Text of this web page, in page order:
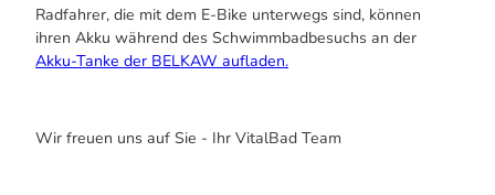
Radfahrer, die mit dem E-Bike unterwegs sind, können
ihren Akku während des Schwimmbadbesuchs an der
Akku-Tanke der BELKAW aufladen.
Wir freuen uns auf Sie - Ihr VitalBad Team